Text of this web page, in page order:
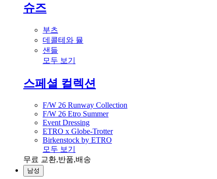
슈즈
부츠
데콜테와 뮬
샌들
모두 보기
스페셜 컬렉션
F/W 26 Runway Collection
F/W 26 Etro Summer
Event Dressing
ETRO x Globe-Trotter
Birkenstock by ETRO
모두 보기
무료 교환,반품,배송
남성